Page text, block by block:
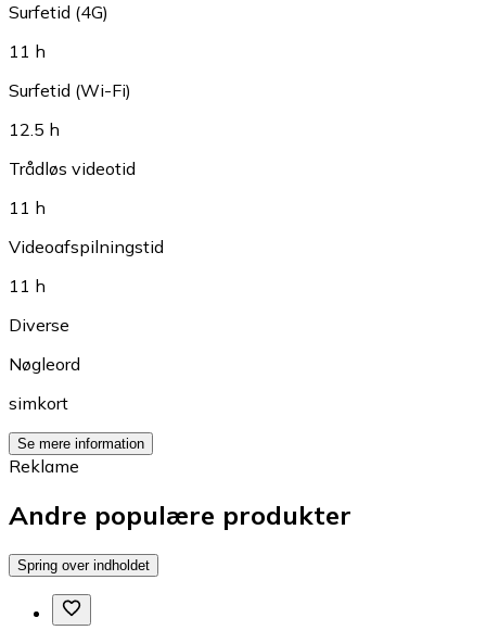
Surfetid (4G)
11 h
Surfetid (Wi-Fi)
12.5 h
Trådløs videotid
11 h
Videoafspilningstid
11 h
Diverse
Nøgleord
simkort
Se mere information
Reklame
Andre populære produkter
Spring over indholdet